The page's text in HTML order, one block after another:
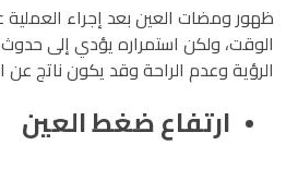
ظهور ومضات العين بعد إجراء
الوقت، ولكن استمراره يؤدي إلى
الرؤية وعدم الراحة وقد يكون ناتج عن
ارتفاع ضغط العين